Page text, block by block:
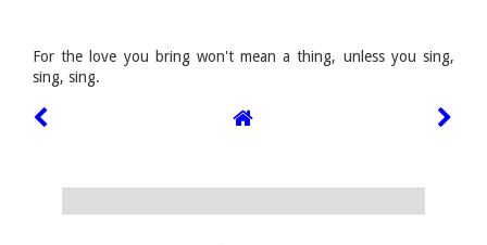
For the love you bring won't mean a thing, unless you sing,
sing, sing.